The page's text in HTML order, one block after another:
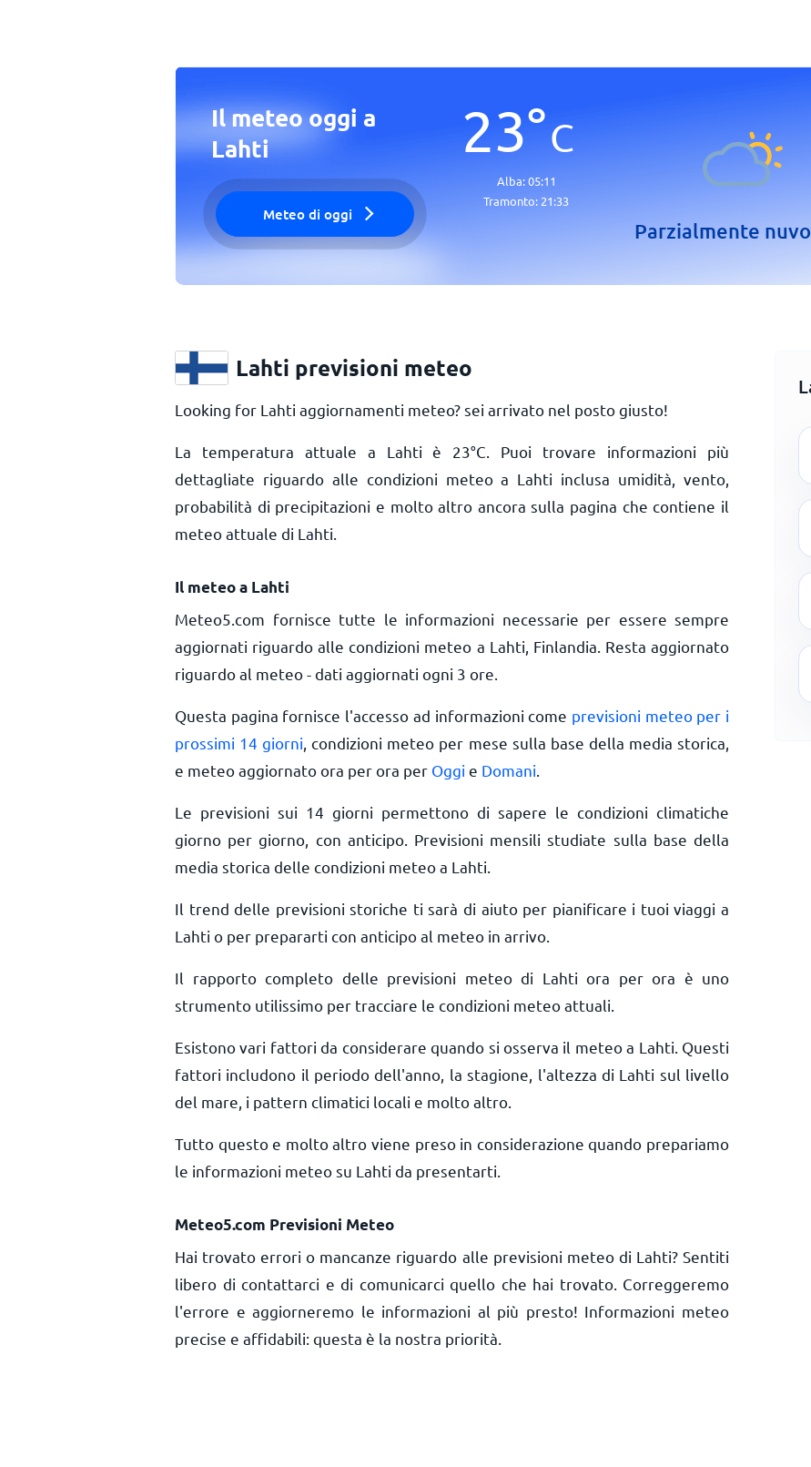
Il meteo oggi a
Lahti
Meteo di oggi
23°C
Alba:05:11
Tramonto: 21:33
Parzialmente
Lahti previsioni meteo
Looking for Lahti aggiornamenti meteo? sei arrivato nel posto giusto!
La temperatura attuale a Lahti è 23°C . Puoi trovare informazioni più
dettagliate riguardo alle condizioni meteo a Lahti inclusa umidità, vento,
probabilità di precipitazioni e molto altro ancora sulla pagina che contiene il
meteo attuale di Lahti.
Il meteo a Lahti
Meteo5.com fornisce tutte le informazioni necessarie per essere sempre
aggiornati riguardo alle condizioni meteo a Lahti, Finlandia. Resta aggiornato
riguardo al meteo - dati aggiornati ogni 3 ore.
Questa pagina fornisce l'accesso ad informazioni come previsioni meteo per i
prossimi 14 giorni , condizioni meteo per mese sulla base della media storica,
e meteo aggiornato ora per ora per Oggi e Domani
Le previsioni sui 14 giorni permettono di sapere le condizioni climatiche
giorno per giorno, con anticipo. Previsioni mensili studiate sulla base della
media storica delle condizioni meteo a Lahti.
Il trend delle previsioni storiche ti sarà di aiuto per pianificare i tuoi viaggi a
Lahti o per prepararti con anticipo al meteo in arrivo.
Il rapporto completo delle previsioni meteo di Lahti ora per ora è uno
strumento utilissimo per tracciare le condizioni meteo attuali.
Esistono vari fattori da considerare quando si osserva il meteo a Lahti. Questi
fattori includono il periodo dell'anno, la stagione, l'altezza di Lahti sul livello
del mare, i pattern climatici locali e molto altro.
Tutto questo e molto altro viene preso in considerazione quando prepariamo
le informazioni meteo su Lahti da presentarti.
Meteo5.com Previsioni Meteo
Hai trovato errori o mancanze riguardo alle previsioni meteo di Lahti? Sentiti
libero di contattarci e di comunicarci quello che hai trovato. Correggeremo
l'errore e aggiorneremo le informazioni al più presto! Informazioni meteo
precise e affidabili: questa è la nostra priorità.